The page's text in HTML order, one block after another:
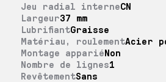
Jeu radial interneCN
Largeur37 mm
LubrifiantGraisse
Matériau, roulementAcier
Montage appariéNon
Nombre de lignes1
RevêtementSans